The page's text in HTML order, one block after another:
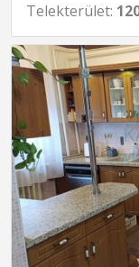
Telekterület: